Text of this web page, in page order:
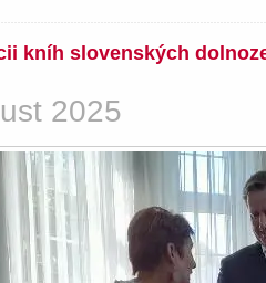
kníh slovenských
2025